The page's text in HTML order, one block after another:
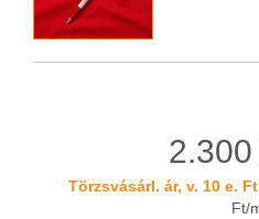
2.300
Törzsvásárl. ár, v. 10 e.
Ft/